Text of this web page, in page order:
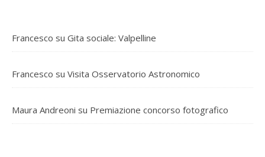
Francesco su Gita sociale: Valpelline
Francesco su Visita Osservatorio Astronomico
Maura Andreoni su Premiazione concorso fotografico